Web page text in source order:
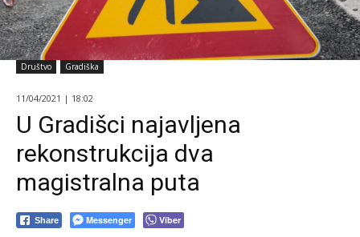
Društvo Gradiška
11/04/2021 | 18:02
U Gradišci najavljena
rekonstrukcija dva
magistralna puta
Share Messenger Viber